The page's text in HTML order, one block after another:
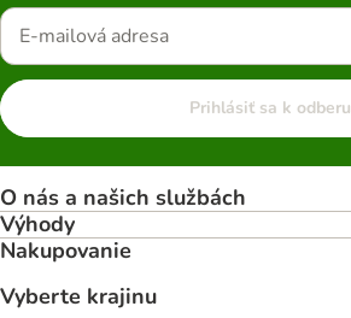
Prihlásiť sa k odberu
O nás a našich službách
Výhody
Nakupovanie
Vyberte krajinu